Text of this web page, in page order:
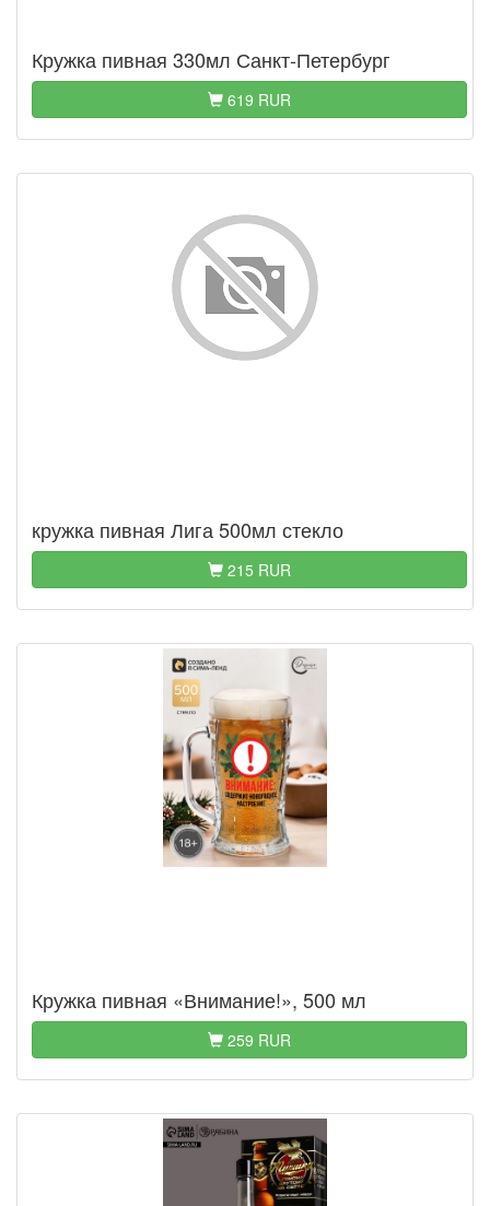
Кружка пивная 330мл Санкт-Петербург
619 RUR
кружка пивная Лига 500мл стекло
215 RUR
Кружка пивная «Внимание!», 500 мл
259 RUR